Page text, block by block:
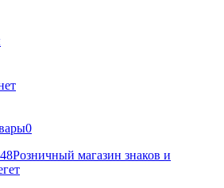
0
Розничный магазин знаков и